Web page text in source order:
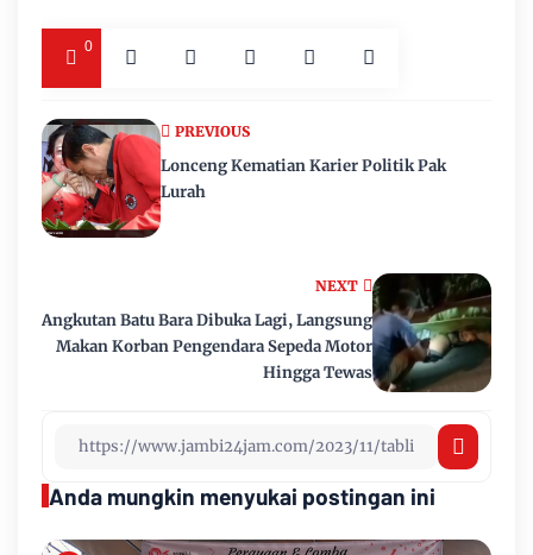
0
NEXT
Angkutan Batu Bara Dibuka Lagi, Langsung
Makan Korban Pengendara Sepeda Motor
Hingga Tewas
PREVIOUS
Lonceng Kematian Karier Politik Pak
Lurah
Anda mungkin menyukai postingan ini